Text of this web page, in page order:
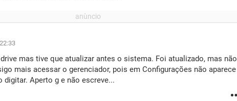
mas tive que atualizar antes o sistema. Foi atualizado, mas não
mais acessar o gerenciador, pois em Configurações não aparece
digitar. Aperto g e não escreve...